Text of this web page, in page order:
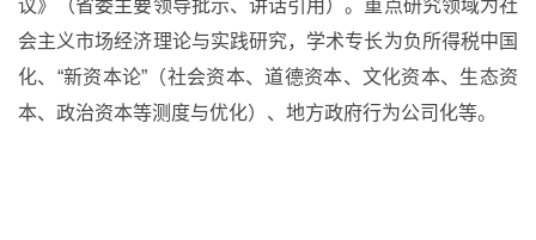
议》（省委主要领导批示、 讲话引用 ）。 重点研究领域为社
会主义市场经济理论与实践研究，学术专长为负所得税中国
化、“新资本论”（社会资本、道德资本、文化资本、生态资
本、政治资本等测度与优化）、地方政府行为公司化等。